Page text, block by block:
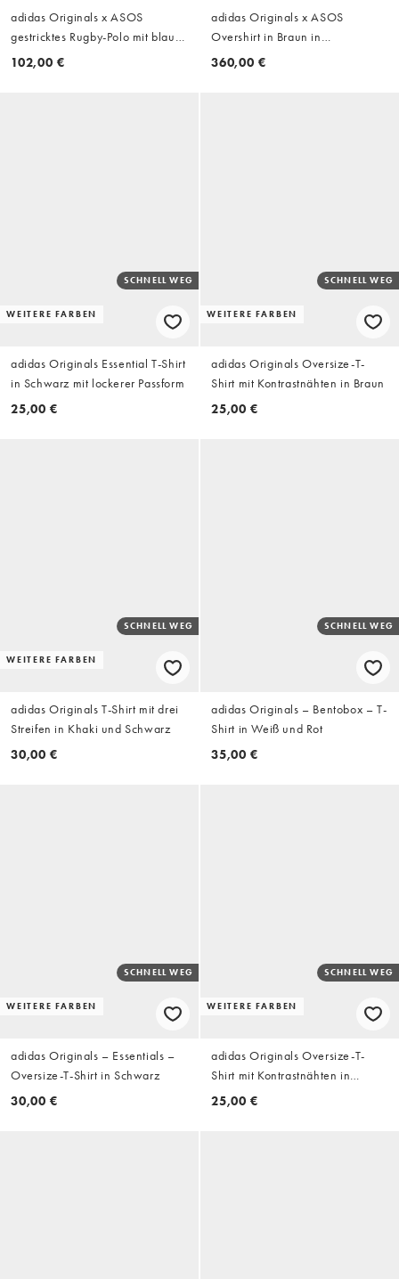
adidas Originals x ASOS
gestricktes Rugby-Polo mit blau-
braunem Streifenmuster
102,00 €
adidas Originals x ASOS
Overshirt in Braun in
Wildlederoptik
360,00 €
WEITERE FARBEN
SCHNELL WEG
adidas Originals Essential T-Shirt
in Schwarz mit lockerer Passform
25,00 €
WEITERE FARBEN
SCHNELL WEG
adidas Originals Oversize-T-
Shirt mit Kontrastnähten in Braun
25,00 €
WEITERE FARBEN
SCHNELL WEG
adidas Originals T-Shirt mit drei
Streifen in Khaki und Schwarz
30,00 €
SCHNELL WEG
adidas Originals – Bentobox – T-
Shirt in Weiß und Rot
35,00 €
WEITERE FARBEN
SCHNELL WEG
adidas Originals – Essentials –
Oversize-T-Shirt in Schwarz
30,00 €
WEITERE FARBEN
SCHNELL WEG
adidas Originals Oversize-T-
Shirt mit Kontrastnähten in
Dunkelgrau
25,00 €